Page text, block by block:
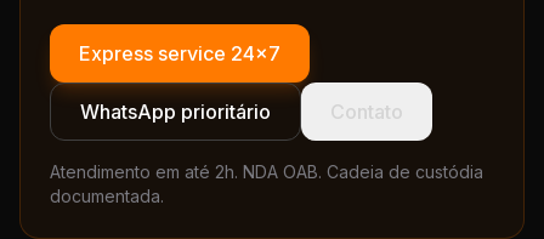
Express service 24×7
WhatsApp prioritário Contato
Atendimento em até 2h. NDA OAB. Cadeia de custódia
documentada.